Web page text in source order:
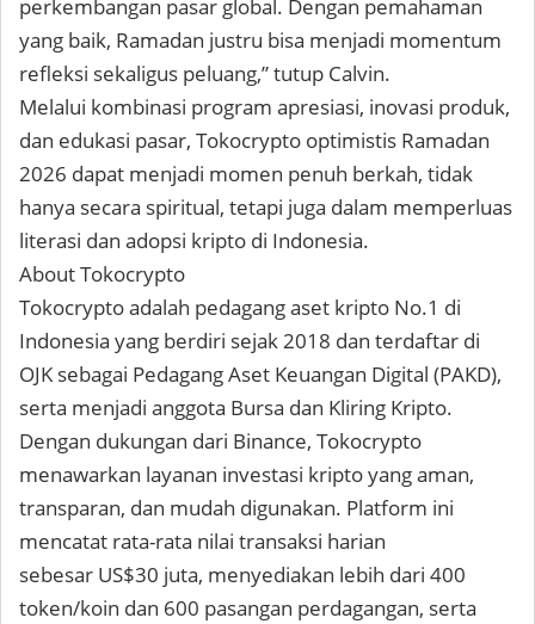
perkembangan pasar global. Dengan pemahaman
yang baik, Ramadan justru bisa menjadi momentum
refleksi sekaligus peluang,” tutup Calvin.
Melalui kombinasi program apresiasi, inovasi produk,
dan edukasi pasar, Tokocrypto optimistis Ramadan
2026 dapat menjadi momen penuh berkah, tidak
hanya secara spiritual, tetapi juga dalam memperluas
literasi dan adopsi kripto di Indonesia.
About Tokocrypto
Tokocrypto adalah pedagang aset kripto No.1 di
Indonesia yang berdiri sejak 2018 dan terdaftar di
OJK sebagai Pedagang Aset Keuangan Digital (PAKD),
serta menjadi anggota Bursa dan Kliring Kripto.
Dengan dukungan dari Binance, Tokocrypto
menawarkan layanan investasi kripto yang aman,
transparan, dan mudah digunakan. Platform ini
mencatat rata-rata nilai transaksi harian
sebesar US$30 juta, menyediakan lebih dari 400
token/koin dan 600 pasangan perdagangan, serta